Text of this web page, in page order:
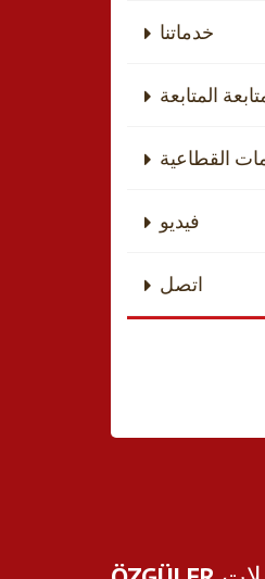
خدماتنا
المتابعة
القطاعية
فيديو
اتصل